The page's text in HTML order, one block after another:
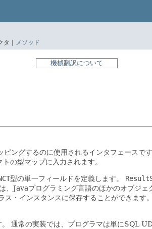
タ | メソッド
機械翻訳について
ングするのに使用されるインタフェースです
トの型マップに入力されます。
型の単一フィールドを定義します。
、Javaプログラミング言語のほかのオブジ
ス・インスタンスに保存することができま
通常の実装では、プログラマは単にSQL